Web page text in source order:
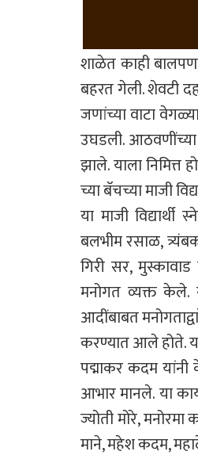
शाळेत काही
बहरत गेली. शेवटी
जणांच्या वाटा
उघडली.
झाले. याला निमित्त
च्या बॅचच्या माजी
या माजी
बलभीम रसाळ,
गिरी सर,
मनोगत व्यक्त
आदींबाबत
करण्यात आले होते. या
पद्माकर कदम
आभार मानले. या
ज्योती मोरे,
माने, महेश कदम,